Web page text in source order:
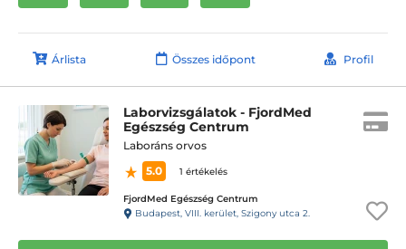
Árlista Összes időpont Profil
Laborvizsgálatok - FjordMed
Egészség Centrum
Laboráns orvos
5.0
1 értékelés
FjordMed Egészség Centrum
Budapest, VIII. kerület, Szigony utca 2.